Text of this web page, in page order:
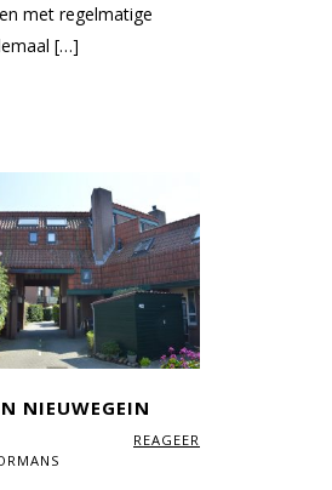
met regelmatige
[…]
NIEUWEGEIN
REAGEER